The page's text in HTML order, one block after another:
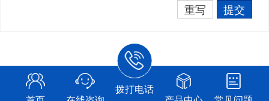
重写
提交
拨打电话